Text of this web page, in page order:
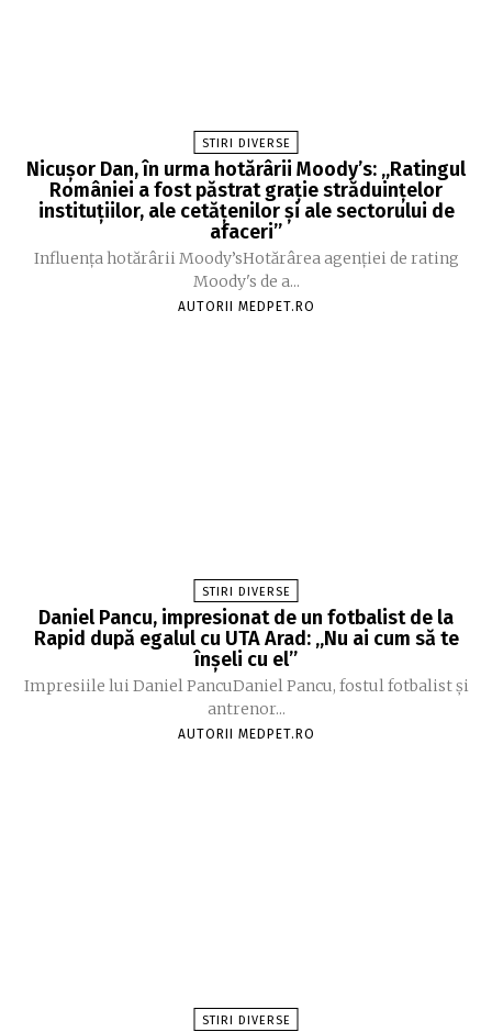
STIRI DIVERSE
Nicușor Dan, în urma hotărârii Moody’s: „Ratingul
României a fost păstrat grație străduințelor
instituțiilor, ale cetățenilor și ale sectorului de
afaceri”
Influența hotărârii Moody’sHotărârea agenției de rating
Moody's de a...
AUTORII MEDPET.RO
STIRI DIVERSE
Daniel Pancu, impresionat de un fotbalist de la
Rapid după egalul cu UTA Arad: „Nu ai cum să te
înșeli cu el”
Impresiile lui Daniel PancuDaniel Pancu, fostul fotbalist și
antrenor...
AUTORII MEDPET.RO
STIRI DIVERSE